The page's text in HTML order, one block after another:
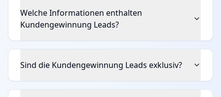
Welche Informationen enthalten
Kundengewinnung Leads?
Sind die Kundengewinnung Leads exklusiv?